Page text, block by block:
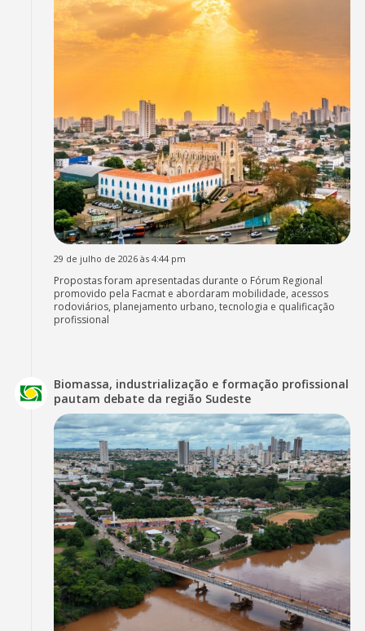
29 de julho de 2026 às 4:44 pm
Propostas foram apresentadas durante o Fórum Regional
promovido pela Facmat e abordaram mobilidade, acessos
rodoviários, planejamento urbano, tecnologia e qualificação
profissional
Biomassa, industrialização e formação profissional
pautam debate da região Sudeste